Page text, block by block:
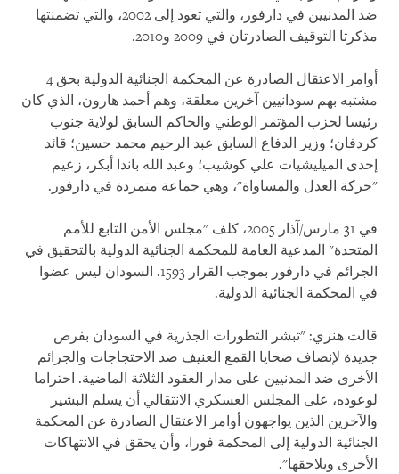
ضد المدنيين في دارفور، والتي تعود إلى 2002، والتي تضمنتها
مذكرتا التوقيف الصادرتان في 2009 و2010.
أوامر الاعتقال الصادرة عن المحكمة الجنائية الدولية بحق 4
مشتبه بهم سودانيين آخرين معلقة، وهم أحمد هارون، الذي كان
رئيسا لحزب المؤتمر الوطني والحاكم السابق لولاية جنوب
كردفان؛ وزير الدفاع السابق عبد الرحيم محمد حسين؛ قائد
إحدى الميليشيات علي كوشيب؛ وعبد الله باندا أبكر، زعيم
"حركة العدل والمساواة"، وهي جماعة متمردة في دارفور.
في 31 مارس/آذار 2005، كلف "مجلس الأمن التابع للأمم
المتحدة" المدعية العامة للمحكمة الجنائية الدولية بالتحقيق في
الجرائم في دارفور بموجب القرار 1593. السودان ليس عضوا
في المحكمة الجنائية الدولية.
قالت هنري: "تبشر التطورات الجذرية في السودان بفرص
جديدة لإنصاف ضحايا القمع العنيف ضد الاحتجاجات والجرائم
الأخرى ضد المدنيين على مدار العقود الثلاثة الماضية. احتراما
لوعوده، على المجلس العسكري الانتقالي أن يسلم البشير
والآخرين الذين يواجهون أوامر الاعتقال الصادرة عن المحكمة
الجنائية الدولية إلى المحكمة فورا، وأن يحقق في الانتهاكات
الأخرى ويلاحقها".